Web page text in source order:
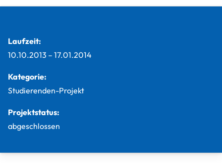
Laufzeit:
10.10.2013 – 17.01.2014
Kategorie:
Studierenden-Projekt
Projektstatus:
abgeschlossen